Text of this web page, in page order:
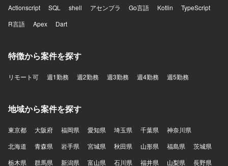
Actionscript
SQL shell アセンブラ Go言語 Kotlin
TypeScript
R言語
Apex Dart
特徴から案件を探す
リモート可 週1勤務 週2勤務 週3勤務 週4勤務 週5勤務
地域から案件を探す
東京都 大阪府 福岡県 愛知県 埼玉県 千葉県
神奈川県
北海道
青森県 岩手県 宮城県 秋田県 山形県 福島県
茨城県
栃木県
群馬県 新潟県 富山県 石川県 福井県 山梨県 長野県